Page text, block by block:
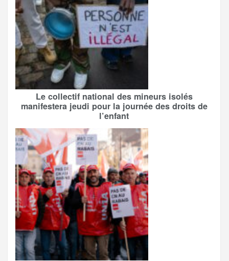
Le collectif national des mineurs isolés
manifestera jeudi pour la journée des droits de
l’enfant